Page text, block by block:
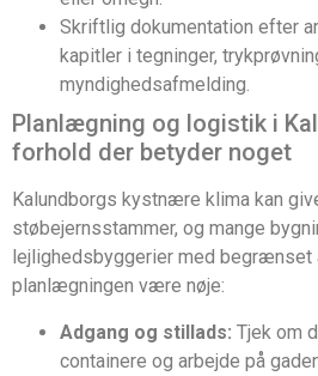
Skriftlig dokumentation efter
kapitler i tegninger,
myndighedsafmelding.
Planlægning og logistik i
forhold der betyder noget
Kalundborgs kystnære klima kan
støbejernsstammer, og mange
lejlighedsbyggerier med begrænset
planlægningen være nøje:
Adgang og stillads: Tjek om
containere og arbejde på